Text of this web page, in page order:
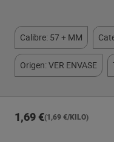
Calibre: 57 + MM
Origen: VER ENVASE
1,69 €(1,69 €/KILO)